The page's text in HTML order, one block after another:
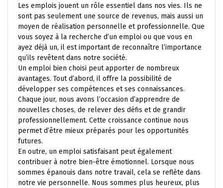
Les emplois jouent un rôle essentiel dans nos vies. Ils ne
sont pas seulement une source de revenus, mais aussi un
moyen de réalisation personnelle et professionnelle. Que
vous soyez à la recherche d’un emploi ou que vous en
ayez déjà un, il est important de reconnaître l’importance
qu’ils revêtent dans notre société.
Un emploi bien choisi peut apporter de nombreux
avantages. Tout d’abord, il offre la possibilité de
développer ses compétences et ses connaissances.
Chaque jour, nous avons l’occasion d’apprendre de
nouvelles choses, de relever des défis et de grandir
professionnellement. Cette croissance continue nous
permet d’être mieux préparés pour les opportunités
futures.
En outre, un emploi satisfaisant peut également
contribuer à notre bien-être émotionnel. Lorsque nous
sommes épanouis dans notre travail, cela se reflète dans
notre vie personnelle. Nous sommes plus heureux, plus